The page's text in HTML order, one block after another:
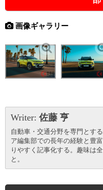
画像ギャラリー
Writer: 佐藤 亨
自動車・交通分野を専門とす
ア編集部での長年の経験と豊
りやすく記事化する。趣味は
と。